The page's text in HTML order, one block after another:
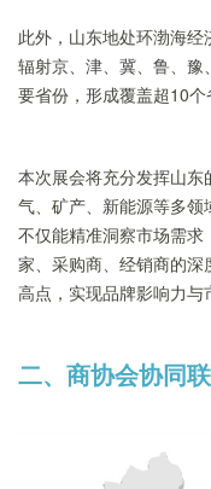
此外，山东地处环渤海
辐射京、津、冀、鲁、
要省份，形成覆盖超10个
本次展会将充分发挥山
气、矿产、新能源等多
不仅能精准洞察市场需
家、采购商、经销商的
高点，实现品牌影响力与
二、商协会协同